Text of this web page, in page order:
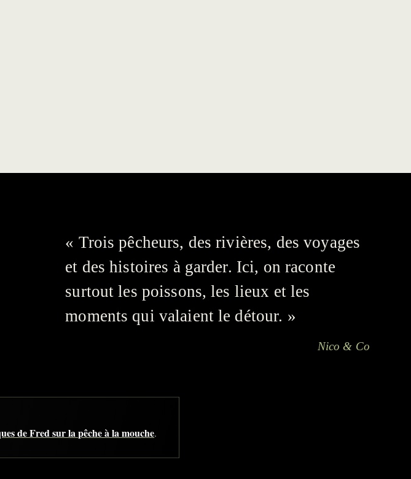
« Trois pêcheurs, des rivières, des voyages
et des histoires à garder. Ici, on raconte
surtout les poissons, les lieux et les
moments qui valaient le détour. »
Nico & Co
de Fred sur la pêche à la mouche.